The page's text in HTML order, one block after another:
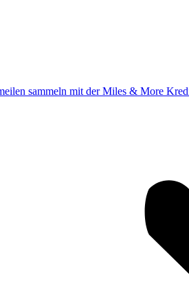
sammeln mit der Miles & More